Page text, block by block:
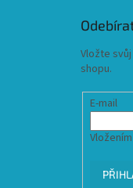
Vložte
shopu.
E-mail